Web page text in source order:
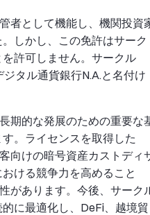
者として機能し、機関投資
しかし、この免許はサーク
許可しません。サークル
タル通貨銀行N.A.と名付け
期的な発展のための重要な
。ライセンスを取得した
向けの暗号資産カストディ
ける競争力を高めること
があります。今後、サーク
に最適化し、DeFi、越境貿